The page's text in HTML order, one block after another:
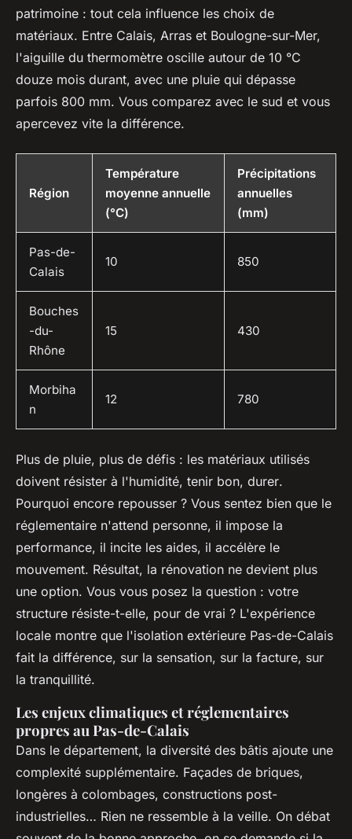
patrimoine : tout cela influence les choix de
matériaux. Entre Calais, Arras et Boulogne-sur-Mer,
l'aiguille du thermomètre oscille autour de 10 °C
douze mois durant, avec une pluie qui dépasse
parfois 800 mm. Vous comparez avec le sud et vous
apercevez vite la différence.
Région
Température
moyenne annuelle
(°C)
Précipitations
annuelles
(mm)
Pas-de-
Calais
10 850
Bouches
-du-
Rhône
15 430
Morbiha
n
12 780
Plus de pluie, plus de défis : les matériaux utilisés
doivent résister à l'humidité, tenir bon, durer.
Pourquoi encore repousser ? Vous sentez bien que le
réglementaire n'attend personne, il impose la
performance, il incite les aides, il accélère le
mouvement. Résultat, la rénovation ne devient plus
une option. Vous vous posez la question : votre
structure résiste-t-elle, pour de vrai ? L'expérience
locale montre que l'isolation extérieure Pas-de-Calais
fait la différence, sur la sensation, sur la facture, sur
la tranquillité.
Les enjeux climatiques et réglementaires
propres au Pas-de-Calais
Dans le département, la diversité des bâtis ajoute une
complexité supplémentaire. Façades de briques,
longères à colombages, constructions post-
industrielles… Rien ne ressemble à la veille. On débat